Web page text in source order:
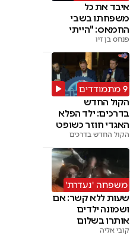
איבד את כל
משפחתו בשבי
החמאס: "הייתי
מוותר על החיים"
פנחס בן זיו
9 מתמודדים
הקול החדש
בדרכים: ילד הפלא
האגדי חוזר כשופט
• צפו
הקול החדש בדרכים
משפחה 'נעדרת'
שעות ללא קשר: אם
ושמונה ילדים
אותרו בשלום
קובי אליה